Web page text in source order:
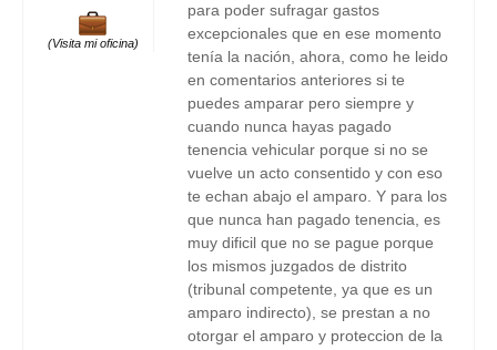
(Visita mi oficina)
para poder sufragar gastos
excepcionales que en ese momento
tenía la nación, ahora, como he leido
en comentarios anteriores si te
puedes amparar pero siempre y
cuando nunca hayas pagado
tenencia vehicular porque si no se
vuelve un acto consentido y con eso
te echan abajo el amparo. Y para los
que nunca han pagado tenencia, es
muy dificil que no se pague porque
los mismos juzgados de distrito
(tribunal competente, ya que es un
amparo indirecto), se prestan a no
otorgar el amparo y proteccion de la